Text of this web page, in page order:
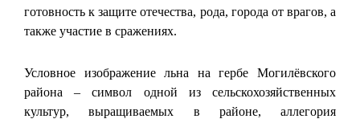
готовность к защите отечества, рода, города от врагов, а
также участие в сражениях.
Условное изображение льна на гербе Могилёвского
района – символ одной из сельскохозяйственных
культур, выращиваемых в районе, аллегория